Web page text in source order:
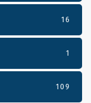
16
1
109